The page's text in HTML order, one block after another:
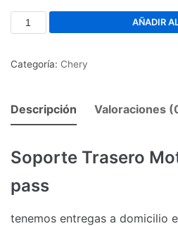
AÑADIR
Categoría: Chery
Descripción Valoraciones
Soporte Trasero
pass
tenemos entregas a domicilio